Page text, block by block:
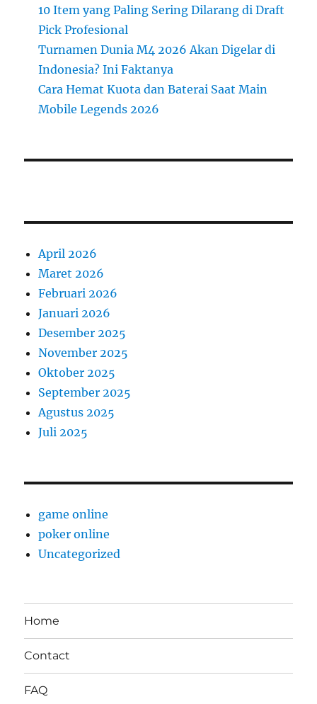
10 Item yang Paling Sering Dilarang di Draft
Pick Profesional
Turnamen Dunia M4 2026 Akan Digelar di
Indonesia? Ini Faktanya
Cara Hemat Kuota dan Baterai Saat Main
Mobile Legends 2026
April 2026
Maret 2026
Februari 2026
Januari 2026
Desember 2025
November 2025
Oktober 2025
September 2025
Agustus 2025
Juli 2025
game online
poker online
Uncategorized
Home
Contact
FAQ